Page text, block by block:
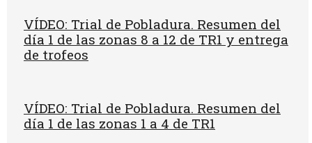
VÍDEO: Trial de Pobladura. Resumen del
día 1 de las zonas 8 a 12 de TR1 y entrega
de trofeos
VÍDEO: Trial de Pobladura. Resumen del
día 1 de las zonas 1 a 4 de TR1